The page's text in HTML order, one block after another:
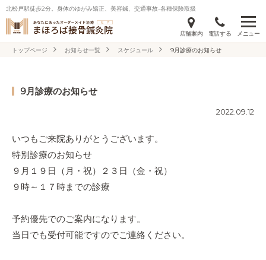
北松戸駅徒歩2分。身体のゆがみ矯正、美容鍼、交通事故-各種保険取扱
店舗案内 電話する メニュー
トップページ お知らせ一覧 スケジュール 9月診療のお知らせ
9月診療のお知らせ
2022.09.12
いつもご来院ありがとうございます。
特別診療のお知らせ
９月１９日（月・祝）２３日（金・祝）
９時～１７時までの診療
予約優先でのご案内になります。
当日でも受付可能ですのでご連絡ください。